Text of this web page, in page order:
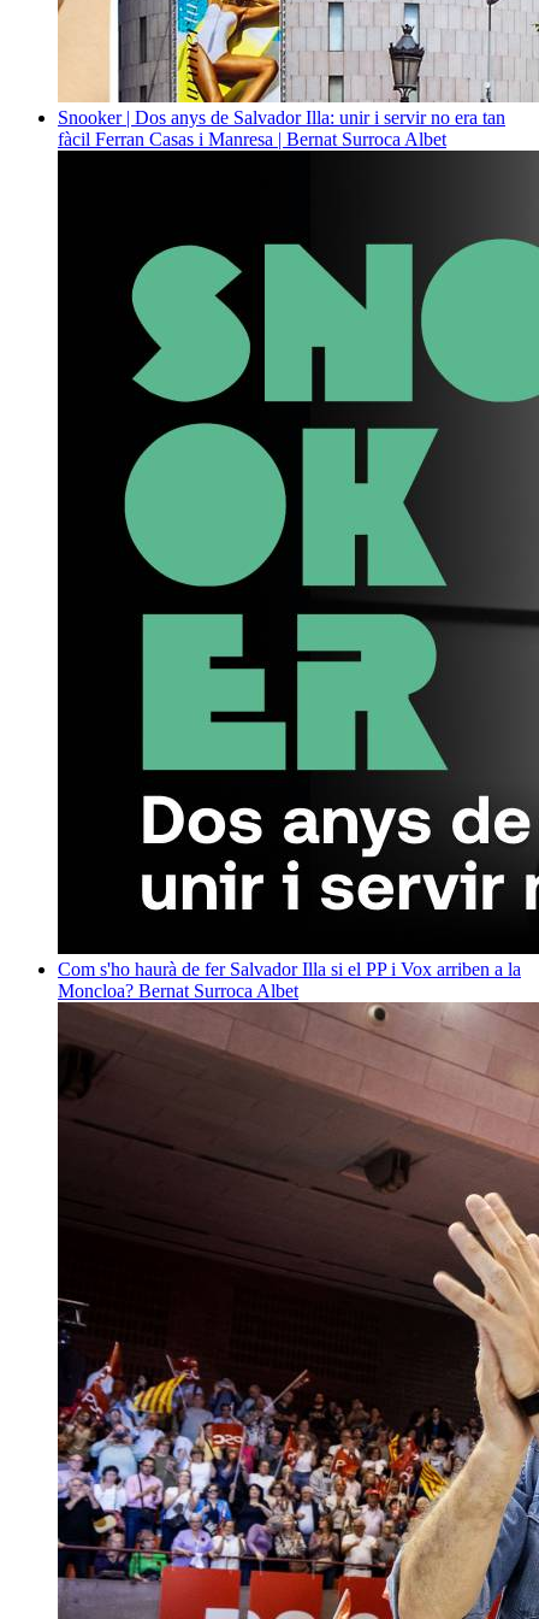
Snooker | Dos anys de Salvador Illa: unir i servir no era tan
fàcil Ferran Casas i Manresa | Bernat Surroca Albet
Com s'ho haurà de fer Salvador Illa si el PP i Vox arriben a la
Moncloa? Bernat Surroca Albet